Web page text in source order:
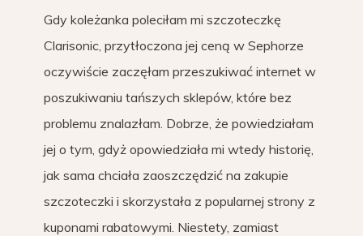
Gdy koleżanka poleciłam mi szczoteczkę
Clarisonic, przytłoczona jej ceną w Sephorze
oczywiście zaczęłam przeszukiwać internet w
poszukiwaniu tańszych sklepów, które bez
problemu znalazłam. Dobrze, że powiedziałam
jej o tym, gdyż opowiedziała mi wtedy historię,
jak sama chciała zaoszczędzić na zakupie
szczoteczki i skorzystała z popularnej strony z
kuponami rabatowymi. Niestety, zamiast